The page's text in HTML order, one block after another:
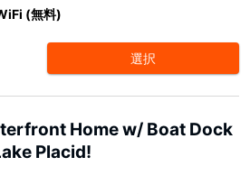
(無料)
選択
Home w/ Boat Dock
Placid!